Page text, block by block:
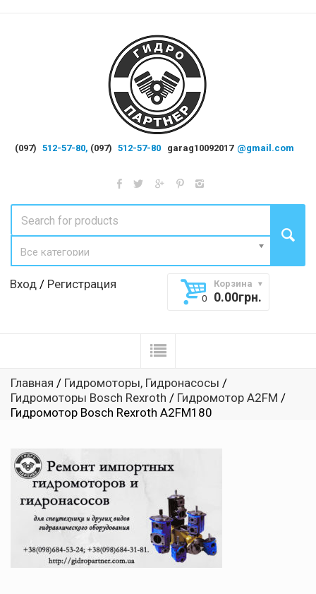
(097) 512-57-80, (097) 512-57-80 garag10092017 @gmail.com
Все категории
Вход / Регистрация Корзина
0.00грн.
Главная / Гидромоторы, Гидронасосы /
Гидромоторы Bosch Rexroth / Гидромотор A2FM /
Гидромотор Bosch Rexroth A2FM180